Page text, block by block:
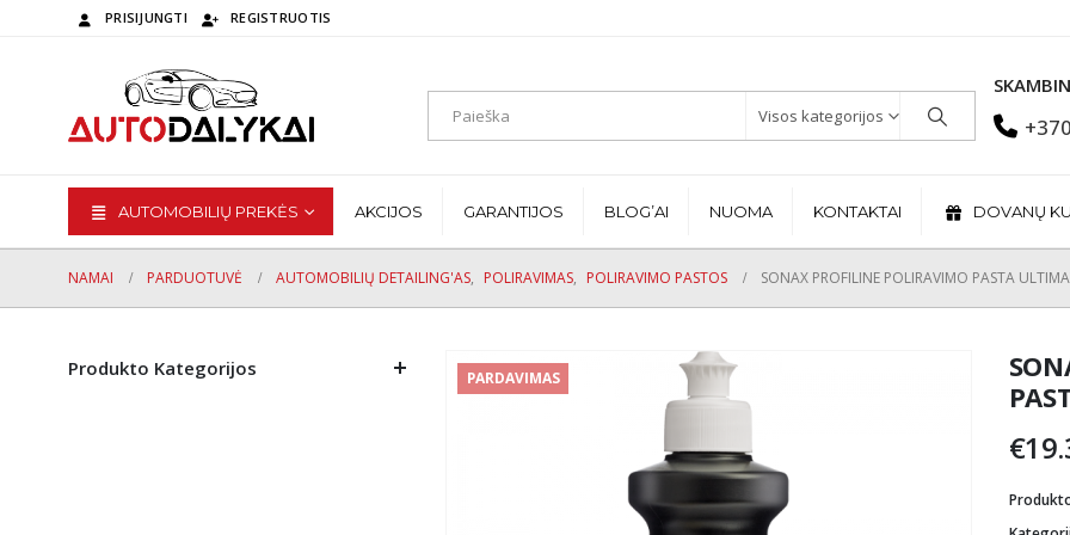
PRISIJUNGTI REGISTRUOTIS
Visos kategorijos
AUTOMOBILIŲ PREKĖS AKCIJOS GARANTIJOS BLOG’AI NUOMA KONTAKTAI DOVANŲ
NAMAI PARDUOTUVĖ AUTOMOBILIŲ DETAILING'AS, POLIRAVIMAS, POLIRAVIMO PASTOS SONAX PROFILINE POLIRAVIMO PASTA
PARDAVIMAS
€
Produkto Kategorijos